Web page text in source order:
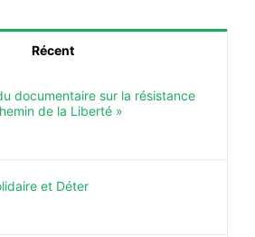
Récent
documentaire sur la résistance
de la Liberté »
et Déter